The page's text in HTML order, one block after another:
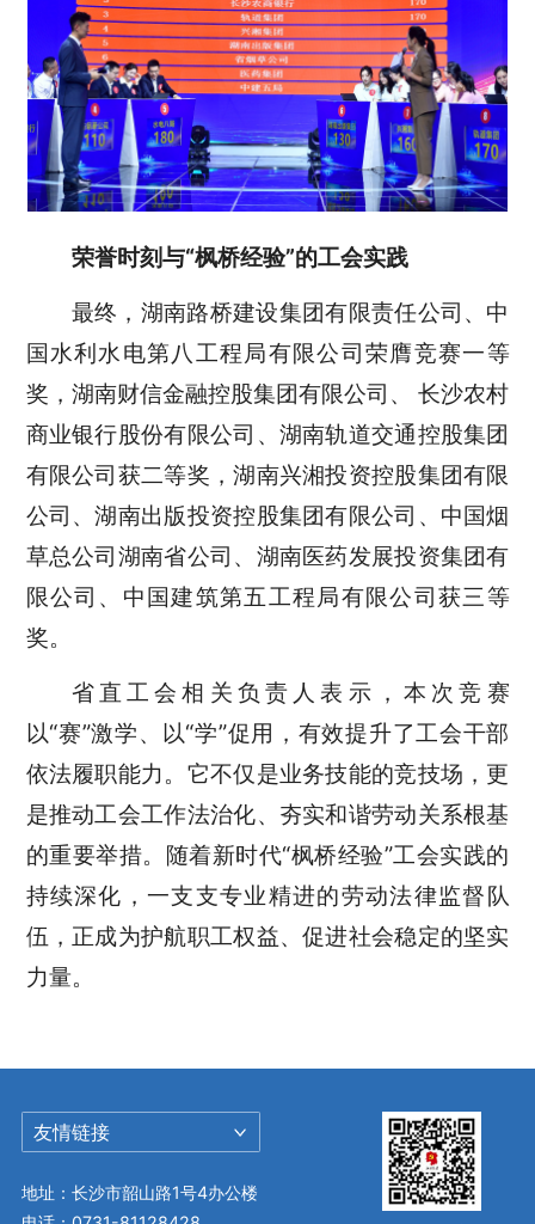
荣誉时刻与“枫桥经验”的工会实践
最终，湖南路桥建设集团有限责任公司、中
国水利水电第八工程局有限公司荣膺竞赛一等
奖，湖南财信金融控股集团有限公司、 长沙农村
商业银行股份有限公司、湖南轨道交通控股集团
有限公司获二等奖，湖南兴湘投资控股集团有限
公司、湖南出版投资控股集团有限公司、中国烟
草总公司湖南省公司、湖南医药发展投资集团有
限公司、中国建筑第五工程局有限公司获三等
奖。
省直工会相关负责人表示，本次竞赛
以“赛”激学、以“学”促用，有效提升了工会干部
依法履职能力。它不仅是业务技能的竞技场，更
是推动工会工作法治化、夯实和谐劳动关系根基
的重要举措。随着新时代“枫桥经验”工会实践的
持续深化，一支支专业精进的劳动法律监督队
伍，正成为护航职工权益、促进社会稳定的坚实
力量。
友情链接
地址：长沙市韶山路1号4办公楼